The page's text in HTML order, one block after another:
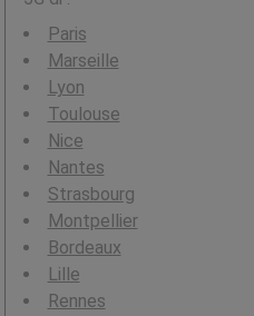
Paris
Marseille
Lyon
Toulouse
Nice
Nantes
Strasbourg
Montpellier
Bordeaux
Lille
Rennes